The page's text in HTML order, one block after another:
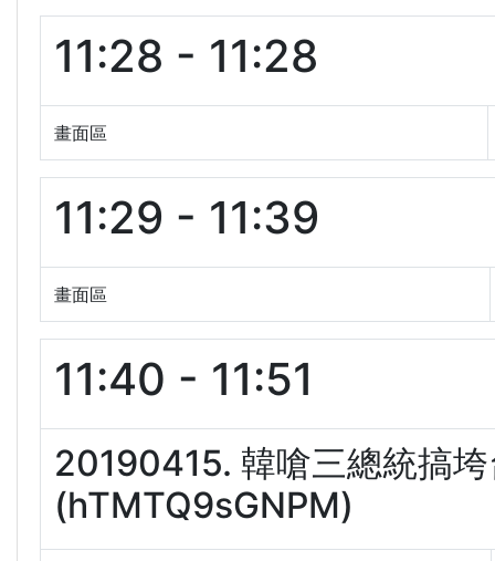
11:28 - 11:28
畫面區
11:29 - 11:39
畫面區
11:40 - 11:51
20190415. 韓嗆三總統搞
(hTMTQ9sGNPM)